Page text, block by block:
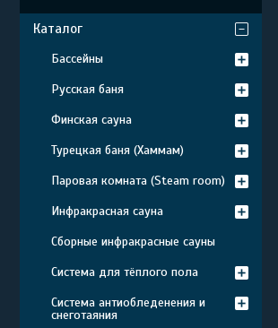
Каталог
Бассейны
Русская баня
Финская сауна
Турецкая баня (Хаммам)
Паровая комната (Steam room)
Инфракрасная сауна
Сборные инфракрасные сауны
Система для тёплого пола
Система антиобледенения и
снеготаяния